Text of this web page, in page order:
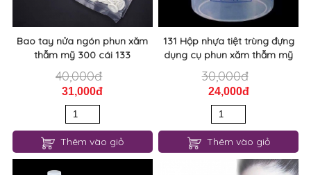
Bao tay nửa ngón phun xăm
thẫm mỹ 300 cái 133
40,000đ
31,000đ
Thêm vào giỏ
131 Hộp nhựa tiệt trùng đựng
dụng cụ phun xăm thẫm mỹ
30,000đ
24,000đ
Thêm vào giỏ